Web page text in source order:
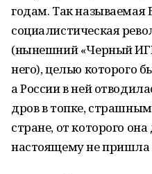
годам. Так называемая
социалистическая
(нынешний «Черный
него), целью которого
а России в ней
дров в топке,
стране, от которого
настоящему не пришла